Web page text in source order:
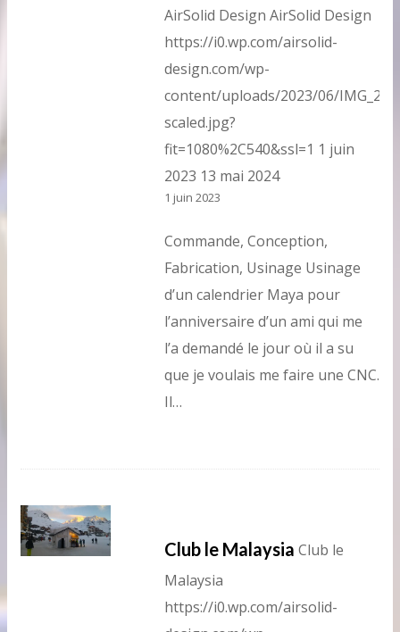
AirSolid Design AirSolid Design
https://i0.wp.com/airsolid-
design.com/wp-
content/uploads/2023/06/
scaled.jpg?
fit=1080%2C540&ssl=1 1 juin
2023 13 mai 2024
1 juin 2023
Commande, Conception,
Fabrication, Usinage Usinage
d’un calendrier Maya pour
l’anniversaire d’un ami qui me
l’a demandé le jour où il a su
que je voulais me faire une CNC.
Il…
Club le Malaysia Club le
Malaysia
https://i0.wp.com/airsolid-